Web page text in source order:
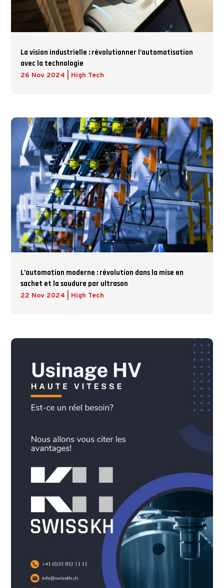
La vision industrielle : révolutionner l’automatisation
avec la technologie
26 Nov 2024 High Tech
L’automation moderne : révolution dans la mise en
sachet et la soudure par ultrason
22 Nov 2024 High Tech